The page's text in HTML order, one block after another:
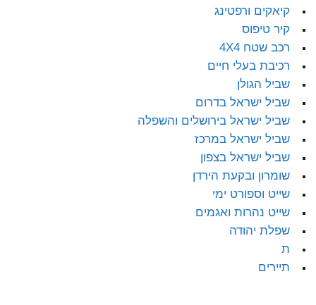
קיאקים ורפטינג
קיר טיפוס
רכב שטח 4X4
רכיבת בעלי חיים
שביל הגולן
שביל ישראל בדרום
שביל ישראל בירושלים והשפלה
שביל ישראל במרכז
שביל ישראל בצפון
שומרון ובקעת הירדן
שייט וספורט ימי
שייט נהרות ואגמים
שפלת יהודה
ת
תיירים